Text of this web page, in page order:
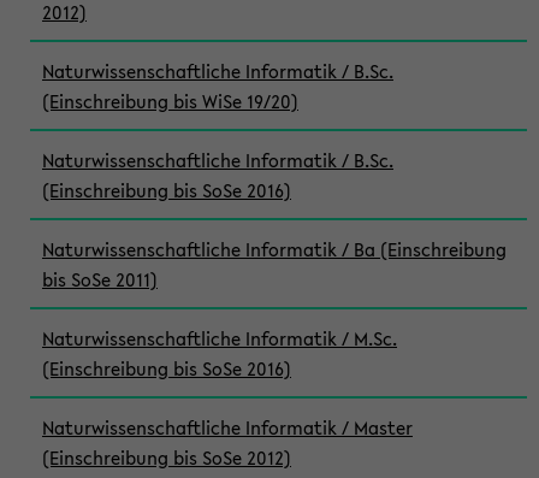
2012)
Naturwissenschaftliche Informatik / B.Sc.
(Einschreibung bis WiSe 19/20)
Naturwissenschaftliche Informatik / B.Sc.
(Einschreibung bis SoSe 2016)
Naturwissenschaftliche Informatik / Ba (Einschreibung
bis SoSe 2011)
Naturwissenschaftliche Informatik / M.Sc.
(Einschreibung bis SoSe 2016)
Naturwissenschaftliche Informatik / Master
(Einschreibung bis SoSe 2012)